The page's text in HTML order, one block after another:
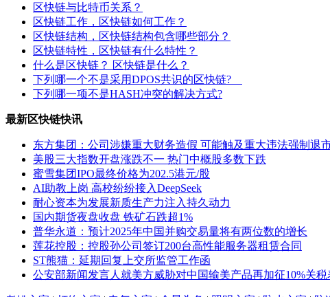
区快链与比特币关系？
区快链工作，区快链如何工作？
区快链结构，区快链结构包含哪些部分？
区快链特性，区快链有什么特性？
什么是区快链？ 区快链是什么？
下列哪一个不是采用DPOS共识的区快链?
下列哪一项不是HASH冲突的解决方式?
最新区快链快讯
东方集团：公司涉嫌重大财务造假 可能触及重大违法强制退
美股三大指数开盘涨跌不一 热门中概股多数下跌
蜜雪集团IPO最终价格为202.5港元/股
AI助教上岗 高校纷纷接入DeepSeek
耐心资本为发展新质生产力注入持久动力
国内期货夜盘收盘 铁矿石跌超1%
普华永道：预计2025年中国并购交易量将有两位数的增长
莲花控股：控股孙公司签订200台高性能服务器租赁合同
ST熊猫：延期回复上交所监管工作函
公安部新闻发言人就美方威胁对中国输美产品再加征10%关